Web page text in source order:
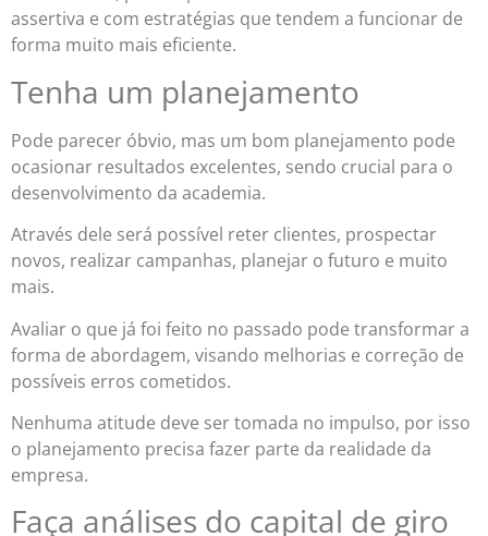
assertiva e com estratégias que tendem a funcionar de
forma muito mais eficiente.
Tenha um planejamento
Pode parecer óbvio, mas um bom planejamento pode
ocasionar resultados excelentes, sendo crucial para o
desenvolvimento da academia.
Através dele será possível reter clientes, prospectar
novos, realizar campanhas, planejar o futuro e muito
mais.
Avaliar o que já foi feito no passado pode transformar a
forma de abordagem, visando melhorias e correção de
possíveis erros cometidos.
Nenhuma atitude deve ser tomada no impulso, por isso
o planejamento precisa fazer parte da realidade da
empresa.
Faça análises do capital de giro